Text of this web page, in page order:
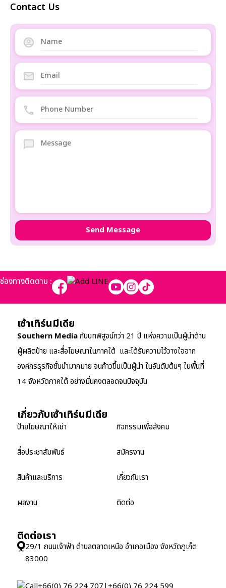
Contact Us
ช่องทางติดตาม :
เซ้าเทิร์นมีเดีย
Southern Mediaกับบทพิสูจน์กว่า 21 ปี แห่งความเป็นผู้นำด้าน
ผู้ผลิตป้าย และสื่อโฆษณาในภาคใต้ และได้รับความไว้วางใจจาก
องค์กรธุรกิจชั้นนำมากมาย จนก้าวขึ้นเป็นผู้นำ ในอันดับต้นๆ ในพื้นที่
14 จังหวัดภาคใต้ อย่างมั่นคงตลอดจนปัจจุบัน
เกี่ยวกับเซ้าเทิร์นมีเดีย
ป้ายโฆษณาให้เช่า
สื่อประชาสัมพันธ์
สินค้าและบริการ
ผลงาน
กิจกรรมเพื่อสังคม
สมัครงาน
เกี่ยวกับเรา
ติดต่อ
ติดต่อเรา
29/1 ถนนเจ้าฟ้า ตำบลตลาดเหนือ อำเภอเมือง จังหวัดภูเก็ต
83000